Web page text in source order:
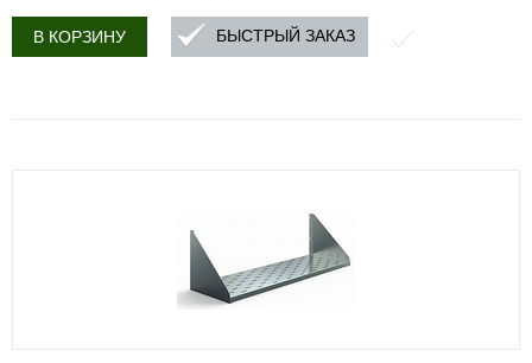
В КОРЗИНУ БЫСТРЫЙ ЗАКАЗ